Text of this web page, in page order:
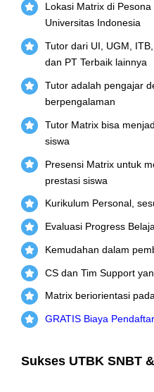
Lokasi Matrix di
Universitas Indonesia
Tutor dari UI, UGM,
dan PT Terbaik lainnya
Tutor adalah pengajar
berpengalaman
Tutor Matrix bisa
siswa
Presensi Matrix untuk
prestasi siswa
Kurikulum Personal,
Evaluasi Progress
Kemudahan dalam
CS dan Tim Support
Matrix beriorientasi
GRATIS Biaya
Sukses UTBK SNBT